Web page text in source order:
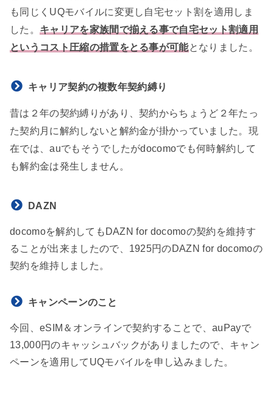
も同じくUQモバイルに変更し自宅セット割を適用しま
した。 キャリアを家族間で揃える事で自宅セット割適用
というコスト圧縮の措置をとる事が可能となりました。
キャリア契約の複数年契約縛り
昔は２年の契約縛りがあり、契約からちょうど２年たっ
た契約月に解約しないと解約金が掛かっていました。現
在では、auでもそうでしたがdocomoでも何時解約して
も解約金は発生しません。
DAZN
docomoを解約してもDAZN for docomoの契約を維持す
ることが出来ましたので、1925円のDAZN for docomoの
契約を維持しました。
キャンペーンのこと
今回、eSIM＆オンラインで契約することで、auPayで
13,000円のキャッシュバックがありましたので、キャン
ペーンを適用してUQモバイルを申し込みました。